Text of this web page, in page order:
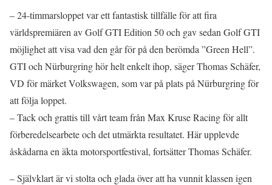
– 24-timmarsloppet var ett fantastisk tillfälle för att fira
världspremiären av Golf GTI Edition 50 och gav sedan Golf GTI
möjlighet att visa vad den går för på den berömda ”Green Hell”.
GTI och Nürburgring hör helt enkelt ihop, säger Thomas Schäfer,
VD för märket Volkswagen, som var på plats på Nürburgring för
att följa loppet.
– Tack och grattis till vårt team från Max Kruse Racing för allt
förberedelsearbete och det utmärkta resultatet. Här upplevde
åskådarna en äkta motorsportfestival, fortsätter Thomas Schäfer.
– Självklart är vi stolta och glada över att ha vunnit klassen igen